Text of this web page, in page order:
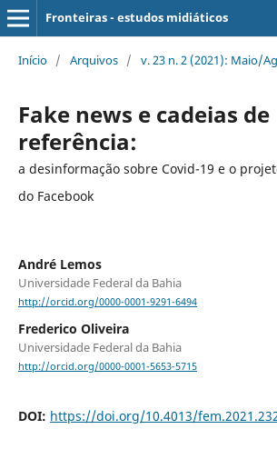
Fronteiras - estudos midiáticos
Início / Arquivos / v. 23 n. 2 (2021): Maio/
Fake news e cadeias de
referência:
a desinformação sobre Covid-19 e o
do Facebook
André Lemos
Universidade Federal da Bahia
http://orcid.org/0000-0001-9291-6494
Frederico Oliveira
Universidade Federal da Bahia
http://orcid.org/0000-0001-5653-5715
DOI: https://doi.org/10.4013/